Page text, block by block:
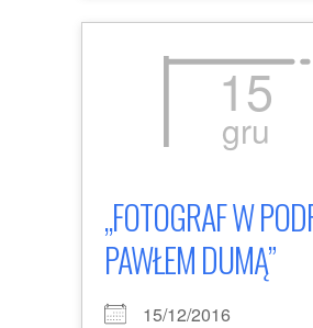
15
gru
„FOTOGRAF W
PAWŁEM DUMĄ”
15/12/2016